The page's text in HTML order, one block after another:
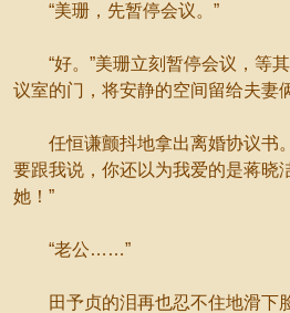
“美珊，先暂停会议。”
“好。”美珊立刻暂停会议，等其
议室的门，将安静的空间留给夫妻
任恒谦颤抖地拿出离婚协议书。
要跟我说，你还以为我爱的是蒋晓
她！”
“老公……”
田予贞的泪再也忍不住地滑下